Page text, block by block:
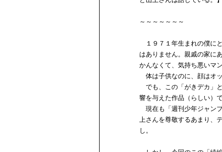
～～～～～～～
１９７１年生まれの僕に
はありません。親戚の家に
かんなくて、気持ち悪いマ
体は子供なのに、顔はオ
でも、この「がきデカ」
響を与えた作品（らしい）
現在も「週刊少年ジャン
上さんを尊敬するあまり、
し。